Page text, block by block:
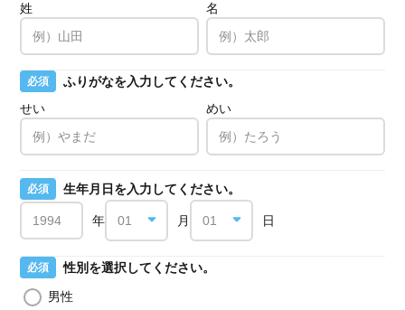
姓
名
必須
ふりがなを入力してください。
せい
めい
必須 生年月日を入力してください。
年 月 日
必須
性別を選択してください。
男性